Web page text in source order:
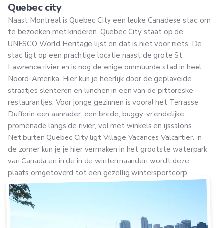
Quebec city
Naast Montreal is Quebec City een leuke Canadese stad om
te bezoeken met kinderen. Quebec City staat op de
UNESCO World Heritage lijst en dat is niet voor niets. De
stad ligt op een prachtige locatie naast de grote St.
Lawrence rivier en is nog de enige ommuurde stad in heel
Noord-Amerika. Hier kun je heerlijk door de geplaveide
straatjes slenteren en lunchen in een van de pittoreske
restaurantjes. Voor jonge gezinnen is vooral het Terrasse
Dufferin een aanrader: een brede, buggy-vriendelijke
promenade langs de rivier, vol met winkels en ijssalons.
Net buiten Quebec City ligt Village Vacances Valcartier. In
de zomer kun je je hier vermaken in het grootste waterpark
van Canada en in de in de wintermaanden wordt deze
plaats omgetoverd tot een gezellig wintersportdorp.